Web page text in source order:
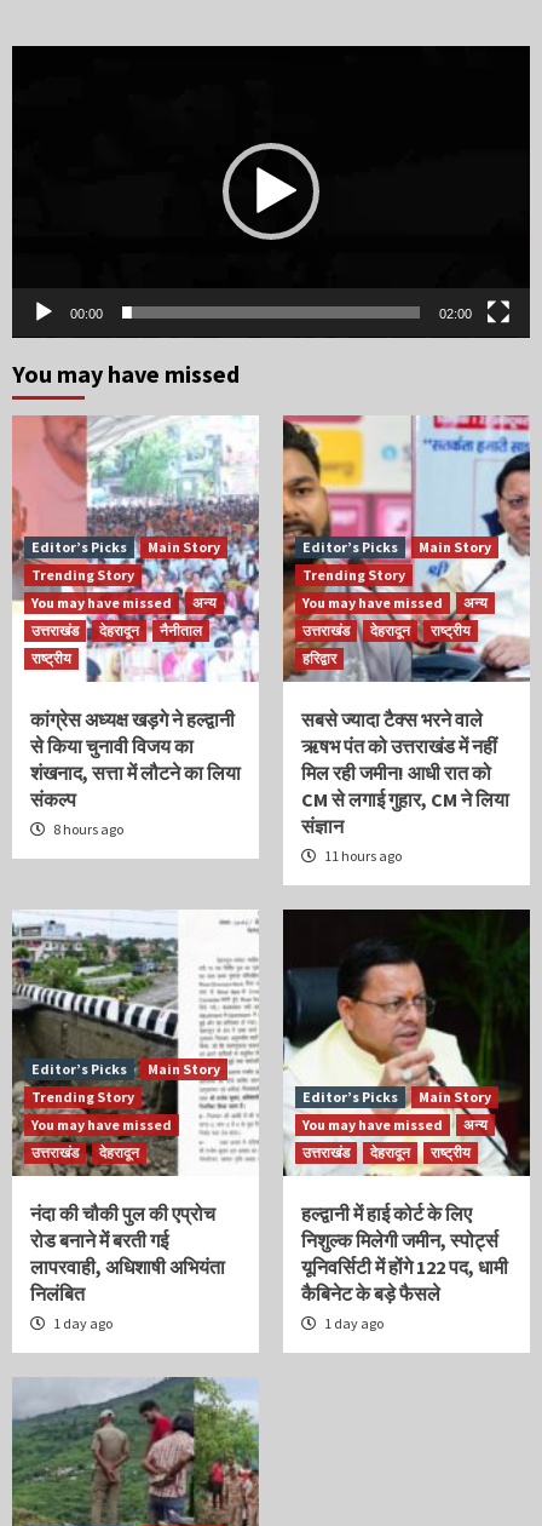
00:00 02:00
You may have missed
Editor’s Picks
Main Story
Trending Story
You may have missed
अन्य
उत्तराखंड
देहरादून
नैनीताल
राष्ट्रीय
कांग्रेस अध्यक्ष खड़गे ने हल्द्वानी
से किया चुनावी विजय का
शंखनाद, सत्ता में लौटने का लिया
संकल्प
8 hours ago
Editor’s Picks
Main Story
Trending Story
You may have missed
अन्य
उत्तराखंड
देहरादून
राष्ट्रीय
हरिद्वार
सबसे ज्यादा टैक्स भरने वाले
ऋषभ पंत को उत्तराखंड में नहीं
मिल रही जमीन! आधी रात को
CM से लगाई गुहार, CM ने लिया
संज्ञान
11 hours ago
Editor’s Picks
Main Story
Trending Story
You may have missed
उत्तराखंड
देहरादून
नंदा की चौकी पुल की एप्रोच
रोड बनाने में बरती गई
लापरवाही, अधिशाषी अभियंता
निलंबित
1 day ago
Editor’s Picks
Main Story
You may have missed
अन्य
उत्तराखंड
देहरादून राष्ट्रीय
हल्द्वानी में हाई कोर्ट के लिए
निशुल्क मिलेगी जमीन, स्पोर्ट्स
यूनिवर्सिटी में होंगे 122 पद, धामी
कैबिनेट के बड़े फैसले
1 day ago